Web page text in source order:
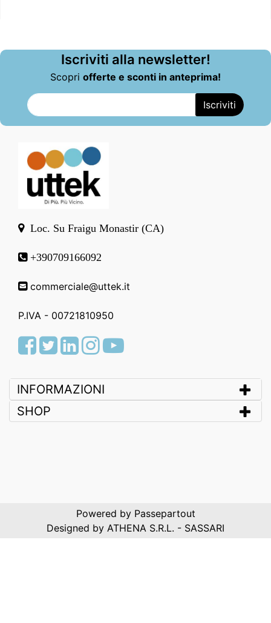
Iscriviti alla newsletter!
Scopri offerte e sconti in anteprima!
Loc. Su Fraigu Monastir (CA)
+390709166092
commerciale@uttek.it
P.IVA - 00721810950
Facebook
TwitterLinkedInInstagram
Youtube
INFORMAZIONI
SHOP
Powered by Passepartout
Designed by ATHENA S.R.L. - SASSARI